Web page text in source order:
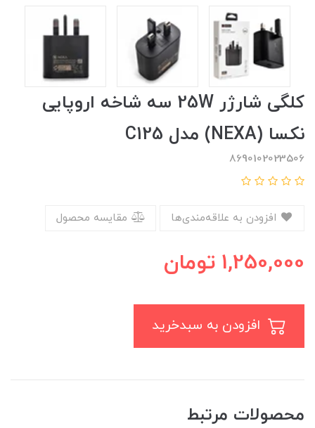
کلگی شارژر 25W سه شاخه اروپایی
نکسا (NEXA) مدل C125
8690102023506
مقایسه محصول
1,250,000 تومان
محصولات مرتبط